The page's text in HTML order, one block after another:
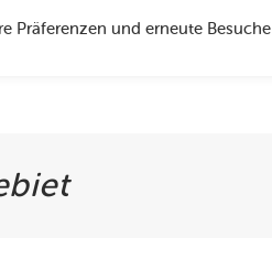
Präferenzen und erneute Besuche